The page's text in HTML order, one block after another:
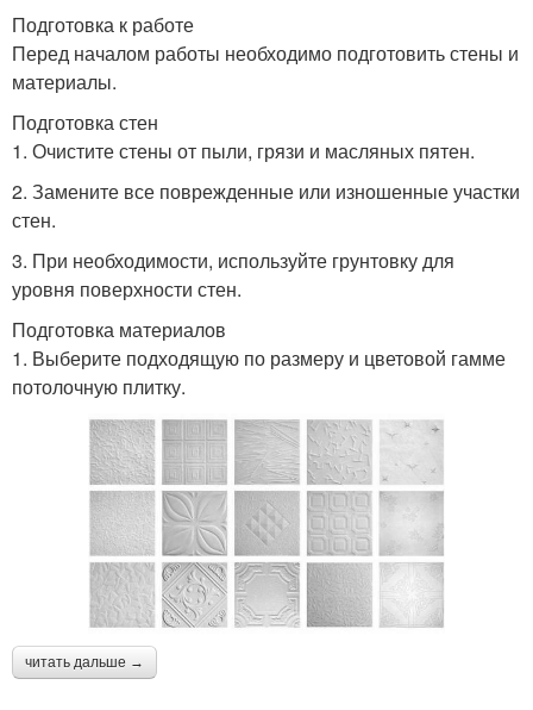
Подготовка к работе
Перед началом работы необходимо подготовить стены и
материалы.
Подготовка стен
1. Очистите стены от пыли, грязи и масляных пятен.
2. Замените все поврежденные или изношенные участки
стен.
3. При необходимости, используйте грунтовку для
уровня поверхности стен.
Подготовка материалов
1. Выберите подходящую по размеру и цветовой гамме
потолочную плитку.
читать дальше →